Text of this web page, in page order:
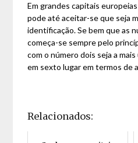
Em grandes capitais
pode até aceitar-se que seja
identificação. Se bem que as
começa-se sempre pelo
com o número dois seja a
em sexto lugar em termos de
Relacionados: